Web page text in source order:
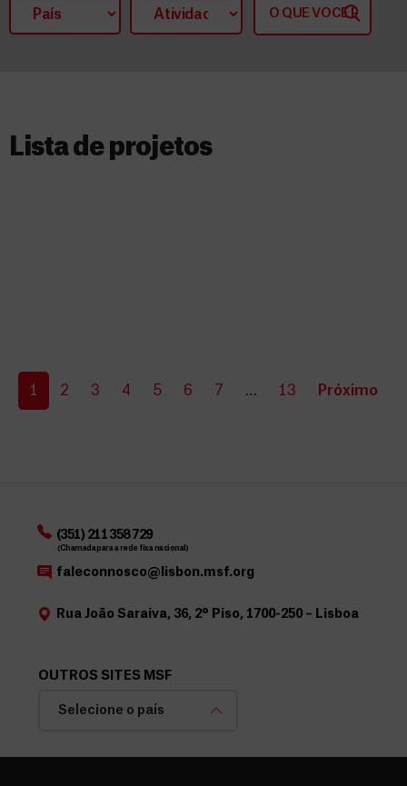
Lista de projetos​
1 2 3 4 5 6 7 … 13 Próximo
(351) 211 358 729
(Chamada para a rede fixa nacional)
faleconnosco@lisbon.msf.org
Rua João Saraiva, 36, 2º Piso, 1700-250 – Lisboa
OUTROS SITES MSF
Selecione o país